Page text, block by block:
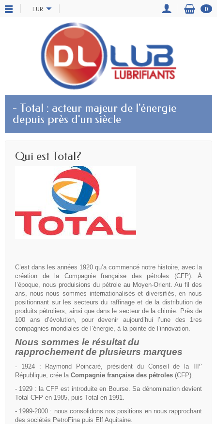
EUR 0
- Total : acteur majeur de l'énergie
depuis près d'un siècle
Qui est Total?
C’est dans les années 1920 qu’a commencé notre histoire, avec la
création de la Compagnie française des pétroles (CFP). À
l’époque, nous produisions du pétrole au Moyen-Orient. Au fil des
ans, nous nous sommes internationalisés et diversifiés, en nous
positionnant sur les secteurs du raffinage et de la distribution de
produits pétroliers, ainsi que dans le secteur de la chimie. Près de
100 ans d’évolution, pour devenir aujourd’hui l’une des 1res
compagnies mondiales de l’énergie, à la pointe de l’innovation.
Nous sommes le résultat du
rapprochement de plusieurs marques
- 1924 : Raymond Poincaré, président du Conseil de la III e
République, crée la Compagnie française des pétroles (CFP).
- 1929 : la CFP est introduite en Bourse. Sa dénomination devient
Total-CFP en 1985, puis Total en 1991.
- 1999-2000 : nous consolidons nos positions en nous rapprochant
des sociétés PetroFina puis Elf Aquitaine.